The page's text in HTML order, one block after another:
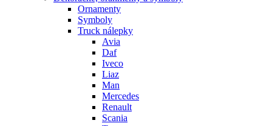
Ornamenty
Symboly
Truck nálepky
Avia
Daf
Iveco
Liaz
Man
Mercedes
Renault
Scania